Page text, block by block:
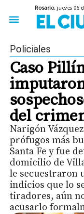
Rosario,jueves 06
Policiales
Caso
del
Narigón
prófugos más
Santa Fe y fue
domicilio de
le secuestraron
indicios que lo
tiradores, aún
acusarlo